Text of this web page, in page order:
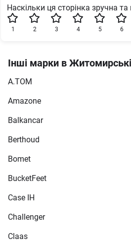
Наскільки ця сторінка зручна
6
5
4
3
2
1
Інші марки в
A.TOM
Amazone
Balkancar
Berthoud
Bomet
BucketFeet
Case IH
Challenger
Claas